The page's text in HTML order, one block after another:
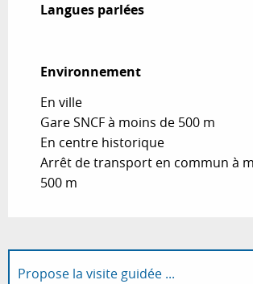
Langues parlées
Langues parlées
Environnement
Environnement
En ville
Gare SNCF à moins de 500 m
En centre historique
Arrêt de transport en commun à
500 m
Propose la visite guidée ...